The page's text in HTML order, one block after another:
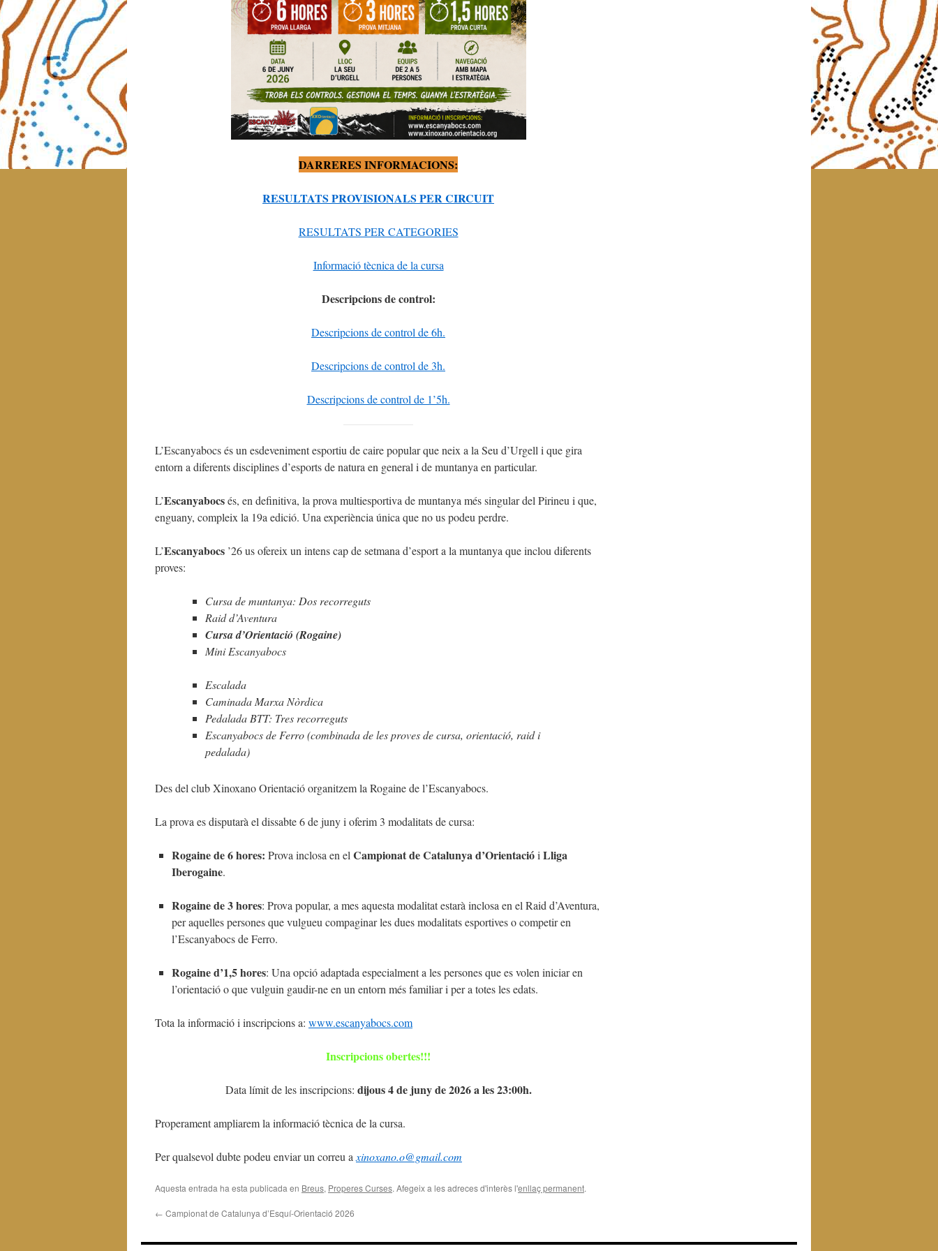
DARRERES INFORMACIONS:
RESULTATS PROVISIONALS PER CIRCUIT
RESULTATS PER CATEGORIES
Informació tècnica de la cursa
Descripcions de control:
Descripcions de control de 6h.
Descripcions de control de 3h.
Descripcions de control de 1’5h.
L’Escanyabocs és un esdeveniment esportiu de caire popular que neix a la Seu d’Urgell i que gira
entorn a diferents disciplines d’esports de natura en general i de muntanya en particular.
L’Escanyabocsés, en definitiva, la prova multiesportiva de muntanya més singular del Pirineu i que,
enguany, compleix la 19a edició. Una experiència única que no us podeu perdre.
L’Escanyabocs ’26 us ofereix un intens cap de setmana d’esport a la muntanya que inclou diferents
proves:
Cursa de muntanya: Dos recorreguts
Raid d’Aventura
Cursa d’Orientació (Rogaine)
Mini Escanyabocs
Escalada
Caminada Marxa Nòrdica
Pedalada BTT: Tres recorreguts
Escanyabocs de Ferro (combinada de les proves de cursa, orientació, raid i
pedalada)
Des del club Xinoxano Orientació organitzem la Rogaine de l’Escanyabocs.
La prova es disputarà el dissabte 6 de juny i oferim 3 modalitats de cursa:
Rogaine de 6 hores: Prova inclosa en el Campionat de Catalunyad’Orientaciói Lliga
Iberogaine.
Rogaine de 3 hores: Prova popular, a mes aquesta modalitat estarà inclosa en el Raid d’Aventura,
per aquelles persones que vulgueu compaginar les dues modalitats esportives o competir en
l’Escanyabocs de Ferro.
Rogaine d’1,5 hores: Una opció adaptada especialment a les persones que es volen iniciar en
l’orientació o que vulguin gaudir-ne en un entorn més familiar i per a totes les edats.
Tota la informació i inscripcions a: www.escanyabocs.com
Inscripcions obertes!!!
Data límit de les inscripcions: dijous 4 de juny de 2026 a les 23:00h.
Properament ampliarem la informació tècnica de la cursa.
Per qualsevol dubte podeu enviar un correu a xinoxano.o@gmail.com
Aquesta entrada ha esta publicada en Breus, Properes Curses. Afegeix a les adreces d'interès l'enllaç permanent.
← Campionat de Catalunya d’Esquí-Orientació 2026